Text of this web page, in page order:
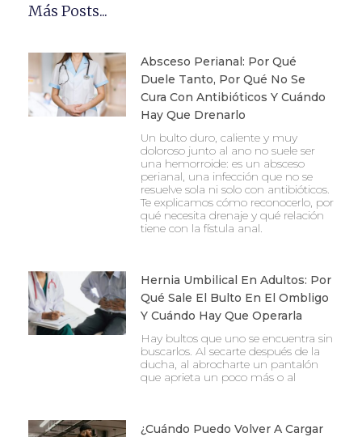
Más Posts...
Absceso Perianal: Por Qué
Duele Tanto, Por Qué No Se
Cura Con Antibióticos Y Cuándo
Hay Que Drenarlo
Un bulto duro, caliente y muy
doloroso junto al ano no suele ser
una hemorroide: es un absceso
perianal, una infección que no se
resuelve sola ni solo con antibióticos.
Te explicamos cómo reconocerlo, por
qué necesita drenaje y qué relación
tiene con la fístula anal.
Hernia Umbilical En Adultos: Por
Qué Sale El Bulto En El Ombligo
Y Cuándo Hay Que Operarla
Hay bultos que uno se encuentra sin
buscarlos. Al secarte después de la
ducha, al abrocharte un pantalón
que aprieta un poco más o al
¿Cuándo Puedo Volver A Cargar